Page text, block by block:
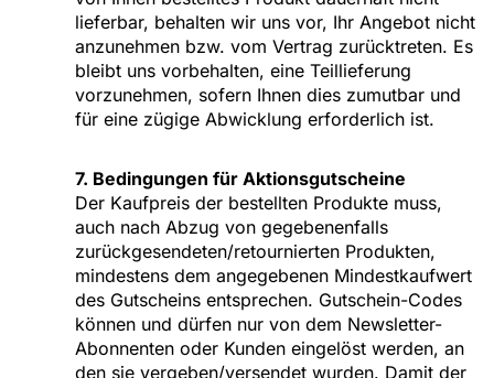
lieferbar, behalten wir uns vor, Ihr Angebot nicht
anzunehmen bzw. vom Vertrag zurücktreten. Es
bleibt uns vorbehalten, eine Teillieferung
vorzunehmen, sofern Ihnen dies zumutbar und
für eine zügige Abwicklung erforderlich ist.
7. Bedingungen für Aktionsgutscheine
Der Kaufpreis der bestellten Produkte muss,
auch nach Abzug von gegebenenfalls
zurückgesendeten/retournierten Produkten,
mindestens dem angegebenen Mindestkaufwert
des Gutscheins entsprechen. Gutschein-Codes
können und dürfen nur von dem Newsletter-
Abonnenten oder Kunden eingelöst werden, an
den sie vergeben/versendet wurden. Damit der